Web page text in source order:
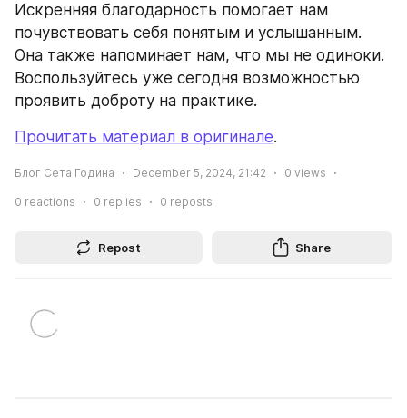
Искренняя благодарность помогает нам
почувствовать себя понятым и услышанным.
Она также напоминает нам, что мы не одиноки.
Воспользуйтесь уже сегодня возможностью
проявить доброту на практике.
Прочитать материал в оригинале.
Блог Сета Година December 5, 2024, 21:42 0 views
0 reactions 0 replies 0 reposts
Repost Share